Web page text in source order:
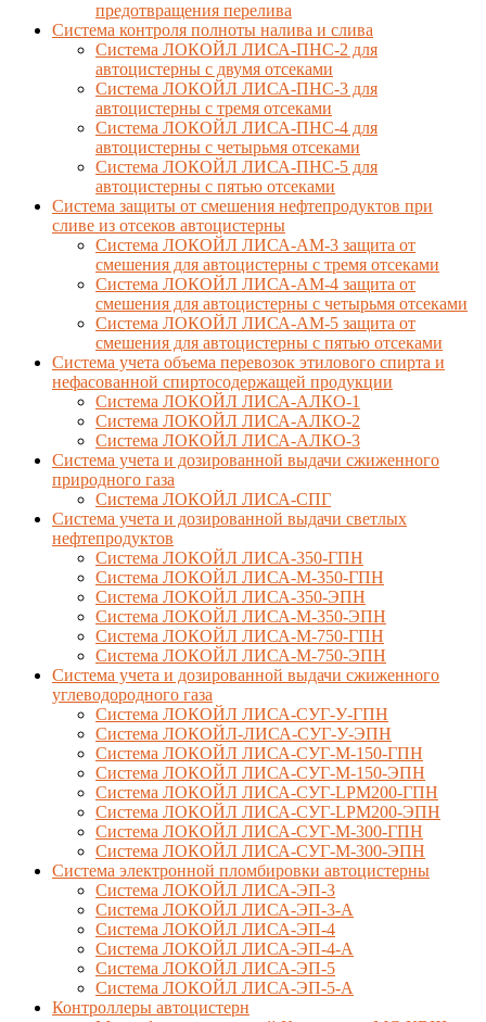
предотвращения перелива
Cистема контроля полноты налива и слива
Система ЛОКОЙЛ ЛИСА-ПНС-2 для
автоцистерны с двумя отсеками
Система ЛОКОЙЛ ЛИСА-ПНС-3 для
автоцистерны с тремя отсеками
Система ЛОКОЙЛ ЛИСА-ПНС-4 для
автоцистерны с четырьмя отсеками
Система ЛОКОЙЛ ЛИСА-ПНС-5 для
автоцистерны с пятью отсеками
Система защиты от смешения нефтепродуктов при
сливе из отсеков автоцистерны
Система ЛОКОЙЛ ЛИСА-AM-3 защита от
смешения для автоцистерны с тремя отсеками
Система ЛОКОЙЛ ЛИСА-AM-4 защита от
смешения для автоцистерны с четырьмя отсеками
Система ЛОКОЙЛ ЛИСА-AM-5 защита от
смешения для автоцистерны с пятью отсеками
Система учета объема перевозок этилового спирта и
нефасованной спиртосодержащей продукции
Система ЛОКОЙЛ ЛИСА-AЛКО-1
Система ЛОКОЙЛ ЛИСА-АЛКО-2
Система ЛОКОЙЛ ЛИСА-АЛКО-3
Система учета и дозированной выдачи сжиженного
природного газа
Система ЛОКОЙЛ ЛИСА-СПГ
Система учета и дозированной выдачи светлых
нефтепродуктов
Система ЛОКОЙЛ ЛИСА-350-ГПН
Система ЛОКОЙЛ ЛИСА-М-350-ГПН
Система ЛОКОЙЛ ЛИСА-350-ЭПН
Система ЛОКОЙЛ ЛИСА-М-350-ЭПН
Система ЛОКОЙЛ ЛИСА-М-750-ГПН
Система ЛОКОЙЛ ЛИСА-М-750-ЭПН
Система учета и дозированной выдачи сжиженного
углеводородного газа
Система ЛОКОЙЛ ЛИСА-СУГ-У-ГПН
Система ЛОКОЙЛ-ЛИСА-СУГ-У-ЭПН
Система ЛОКОЙЛ ЛИСА-СУГ-М-150-ГПН
Система ЛОКОЙЛ ЛИСА-СУГ-М-150-ЭПН
Система ЛОКОЙЛ ЛИСА-СУГ-LPM200-ГПН
Система ЛОКОЙЛ ЛИСА-СУГ-LPM200-ЭПН
Система ЛОКОЙЛ ЛИСА-СУГ-М-300-ГПН
Система ЛОКОЙЛ ЛИСА-СУГ-М-300-ЭПН
Система электронной пломбировки автоцистерны
Система ЛОКОЙЛ ЛИСА-ЭП-3
Система ЛОКОЙЛ ЛИСА-ЭП-3-А
Система ЛОКОЙЛ ЛИСА-ЭП-4
Система ЛОКОЙЛ ЛИСА-ЭП-4-А
Система ЛОКОЙЛ ЛИСА-ЭП-5
Система ЛОКОЙЛ ЛИСА-ЭП-5-А
Контроллеры автоцистерн